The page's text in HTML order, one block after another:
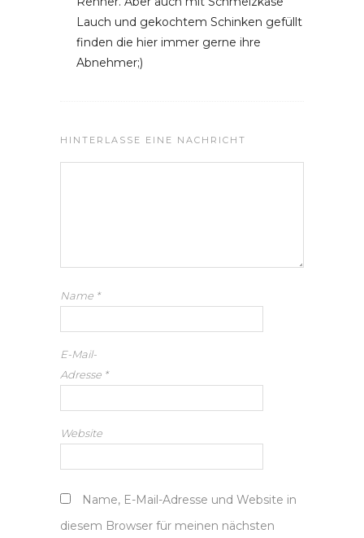
Lauch und gekochtem Schinken gefüllt
finden die hier immer gerne ihre
Abnehmer;)
HINTERLASSE EINE NACHRICHT
Name *
E-Mail-
Adresse *
Website
Name, E-Mail-Adresse und Website in
diesem Browser für meinen nächsten